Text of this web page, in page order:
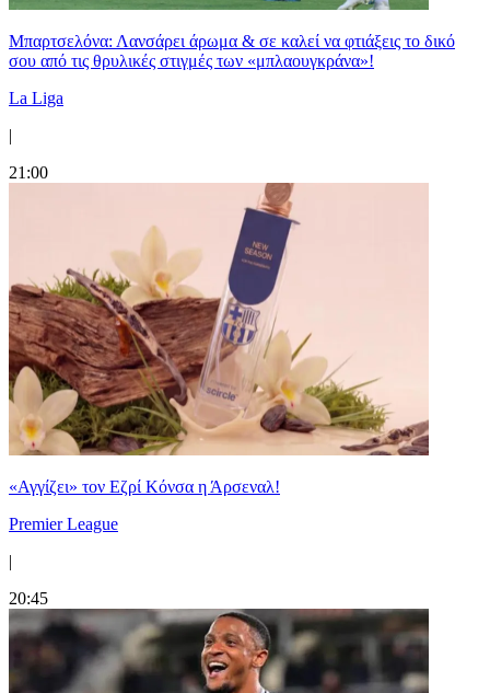
Μπαρτσελόνα: Λανσάρει άρωμα & σε καλεί να φτιάξεις το δικό
σου από τις θρυλικές στιγμές των «μπλαουγκράνα»!
La Liga
|
21:00
«Αγγίζει» τον Εζρί Κόνσα η Άρσεναλ!
Premier League
|
20:45